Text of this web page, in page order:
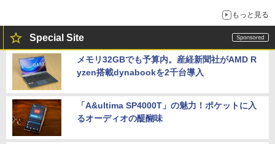
もっと見る
Special Site
メモリ32GBでも予算内。産経新聞社がAMD R
yzen搭載dynabookを2千台導入
「A&ultima SP4000T」の魅力！ポケットに入
るオーディオの醍醐味